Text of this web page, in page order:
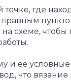
где
схеме, чтобы
и ее
что вязание